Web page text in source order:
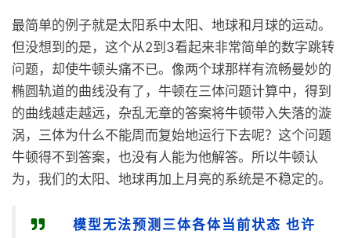
最简单的例子就是太阳系中太阳、地球和月球的运动。
但没想到的是，这个从2到3看起来非常简单的数字跳转
问题，却使牛顿头痛不已。像两个球那样有流畅曼妙的
椭圆轨道的曲线没有了，牛顿在三体问题计算中，得到
的曲线越走越远，杂乱无章的答案将牛顿带入失落的漩
涡，三体为什么不能周而复始地运行下去呢？这个问题
牛顿得不到答案，也没有人能为他解答。所以牛顿认
为，我们的太阳、地球再加上月亮的系统是不稳定的。
模型无法预测三体各体当前状态 也许